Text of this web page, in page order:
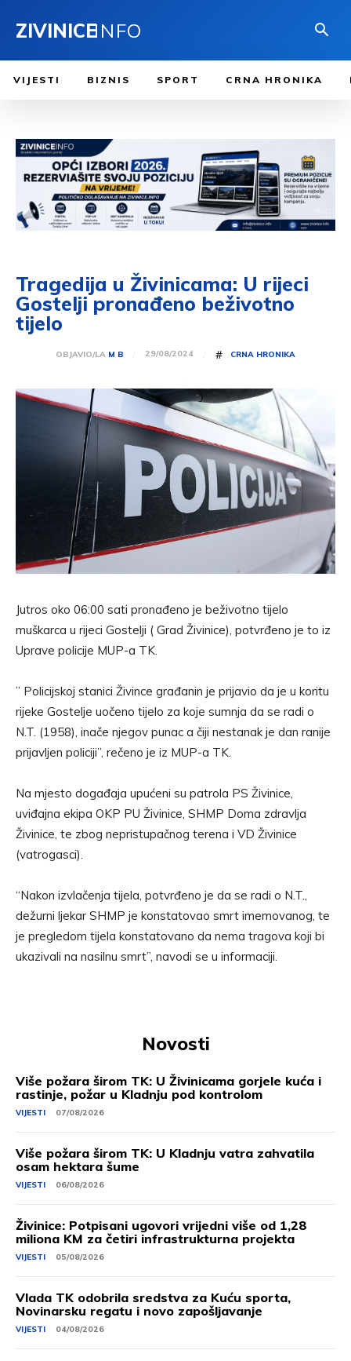
ZIVINICEINFO
VIJESTI BIZNIS SPORT CRNA HRONIKA
Tragedija u Živinicama: U rijeci
Gostelji pronađeno beživotno
tijelo
OBJAVIO/LA M B 29/08/2024 # CRNA HRONIKA
Jutros oko 06:00 sati pronađeno je beživotno tijelo
muškarca u rijeci Gostelji ( Grad Živinice), potvrđeno je to iz
Uprave policije MUP-a TK.
” Policijskoj stanici Živince građanin je prijavio da je u koritu
rijeke Gostelje uočeno tijelo za koje sumnja da se radi o
N.T. (1958), inače njegov punac a čiji nestanak je dan ranije
prijavljen policiji”, rečeno je iz MUP-a TK.
Na mjesto događaja upućeni su patrola PS Živinice,
uviđajna ekipa OKP PU Živinice, SHMP Doma zdravlja
Živinice, te zbog nepristupačnog terena i VD Živinice
(vatrogasci).
“Nakon izvlačenja tijela, potvrđeno je da se radi o N.T.,
dežurni ljekar SHMP je konstatovao smrt imemovanog, te
je pregledom tijela konstatovano da nema tragova koji bi
ukazivali na nasilnu smrt”, navodi se u informaciji.
Novosti
Više požara širom TK: U Živinicama gorjele kuća i
rastinje, požar u Kladnju pod kontrolom
VIJESTI 07/08/2026
Više požara širom TK: U Kladnju vatra zahvatila
osam hektara šume
VIJESTI 06/08/2026
Živinice: Potpisani ugovori vrijedni više od 1,28
miliona KM za četiri infrastrukturna projekta
VIJESTI 05/08/2026
Vlada TK odobrila sredstva za Kuću sporta,
Novinarsku regatu i novo zapošljavanje
VIJESTI 04/08/2026